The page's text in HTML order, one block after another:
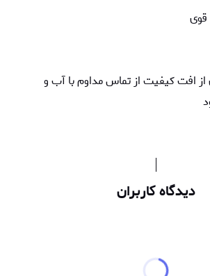
قوی
از افت کیفیت از تماس مداوم با آب و
دیدگاه کاربران